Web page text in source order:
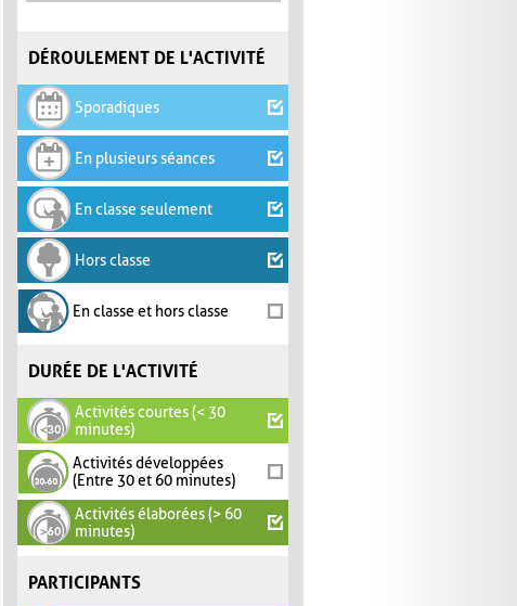
DÉROULEMENT DE L'ACTIVITÉ
Sporadiques
En plusieurs séances
En classe seulement
Hors classe
En classe et hors classe
DURÉE DE L'ACTIVITÉ
Activités courtes (< 30
minutes)
Activités développées
(Entre 30 et 60 minutes)
Activités élaborées (> 60
minutes)
PARTICIPANTS